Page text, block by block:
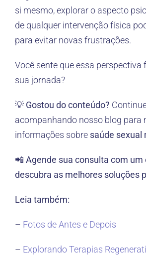
si mesmo, explorar o aspecto
de qualquer intervenção física
para evitar novas frustrações.
Você sente que essa perspectiva
sua jornada?
💡 Gostou do conteúdo?
acompanhando nosso blog para
informações sobre saúde sexual
📲 Agende sua consulta com um
descubra as melhores soluções
Leia também:
– Fotos de Antes e Depois
– Explorando Terapias